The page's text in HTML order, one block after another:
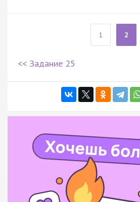
1 2
<< Задание 25